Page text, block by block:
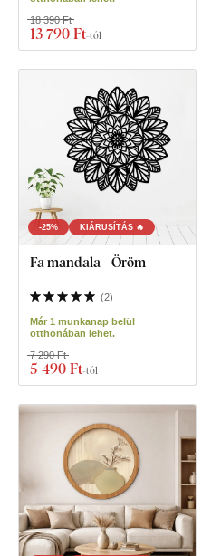
13 790 Ft-tól
18 390 Ft
-25% KIÁRUSÍTÁS 🔥
Fa mandala - Öröm
(2)
Már 1 munkanap belül
otthonában lehet.
5 490 Ft-tól
7 290 Ft